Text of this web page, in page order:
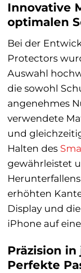
Innovative
optimalen
Bei der
Protectors
Auswahl
die sowohl
angenehmes
verwendete
und
Halten des
gewährleistet
erhöhten
Display und
iPhone auf
Präzision
Perfekte